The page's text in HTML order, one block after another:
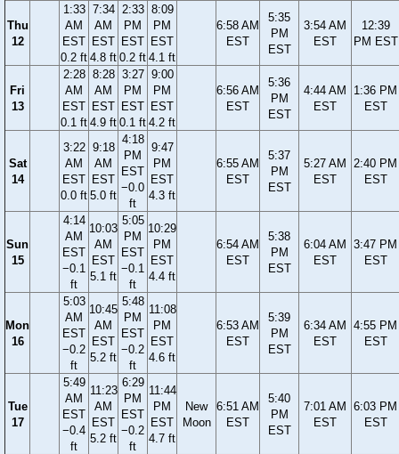
Thu
12
1:33
AM
EST
0.2 ft
7:34
AM
EST
4.8 ft
2:33
PM
EST
0.2 ft
8:09
PM
EST
4.1 ft
6:58 AM
EST
5:35
PM
EST
3:54 AM
EST
12:39
PM EST
Fri
13
2:28
AM
EST
0.1 ft
8:28
AM
EST
4.9 ft
3:27
PM
EST
0.1 ft
9:00
PM
EST
4.2 ft
6:56 AM
EST
5:36
PM
EST
4:44 AM
EST
1:36 PM
EST
Sat
14
3:22
AM
EST
0.0 ft
9:18
AM
EST
5.0 ft
4:18
PM
EST
−0.0
ft
9:47
PM
EST
4.3 ft
6:55 AM
EST
5:37
PM
EST
5:27 AM
EST
2:40 PM
EST
Sun
15
4:14
AM
EST
−0.1
ft
10:03
AM
EST
5.1 ft
5:05
PM
EST
−0.1
ft
10:29
PM
EST
4.4 ft
6:54 AM
EST
5:38
PM
EST
6:04 AM
EST
3:47 PM
EST
Mon
16
5:03
AM
EST
−0.2
ft
10:45
AM
EST
5.2 ft
5:48
PM
EST
−0.2
ft
11:08
PM
EST
4.6 ft
6:53 AM
EST
5:39
PM
EST
6:34 AM
EST
4:55 PM
EST
Tue
17
5:49
AM
EST
−0.4
ft
11:23
AM
EST
5.2 ft
6:29
PM
EST
−0.2
ft
11:44
PM
EST
4.7 ft
New
Moon
6:51 AM
EST
5:40
PM
EST
7:01 AM
EST
6:03 PM
EST